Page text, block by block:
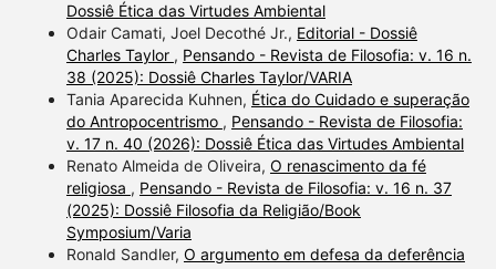
Dossiê Ética das Virtudes Ambiental
Odair Camati, Joel Decothé Jr., Editorial - Dossiê
Charles Taylor , Pensando - Revista de Filosofia: v. 16 n.
38 (2025): Dossiê Charles Taylor/VARIA
Tania Aparecida Kuhnen, Ética do Cuidado e superação
do Antropocentrismo , Pensando - Revista de Filosofia:
v. 17 n. 40 (2026): Dossiê Ética das Virtudes Ambiental
Renato Almeida de Oliveira, O renascimento da fé
religiosa , Pensando - Revista de Filosofia: v. 16 n. 37
(2025): Dossiê Filosofia da Religião/Book
Symposium/Varia
Ronald Sandler, O argumento em defesa da deferência